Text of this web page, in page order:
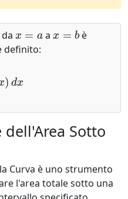
da
x=a
a
x=b
è
definito:
dell'Area Sotto
Curva è uno strumento
l'area totale sotto una